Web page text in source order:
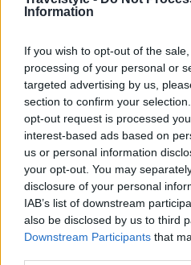
Information
If you wish to opt-out of the
processing of your personal or
targeted advertising by us,
section to confirm your
opt-out request is processed
interest-based ads based on
us or personal information
your opt-out. You may
disclosure of your personal
IAB’s list of downstream
also be disclosed by us to third
Downstream Participants that
ασβεστωμένη ομορφιά,
Da Gioiaτου ξενοδοχείου.